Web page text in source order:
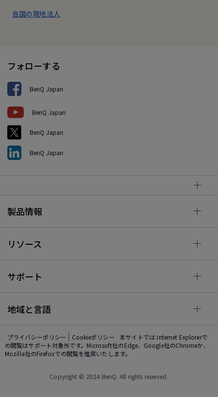
各国の現地法人
フォローする
BenQ Japan
BenQ Japan
BenQ Japan
BenQ Japan
製品情報
リソース
サポート
地域と言語
プライバシーポリシー Cookieポリシー
本サイトでは Internet Explorerで
の閲覧はサポート対象外です。Microsoft社のEdge、Google社のChromeか、
Mozilla社のFirefoxでの閲覧を推奨いたします。
Copyright © 2024 BenQ. All rights reserved.